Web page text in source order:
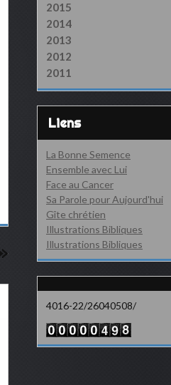
2015
2014
2013
2012
2011
Liens
La Bonne Semence
Ensemble avec Lui
Face au Cancer
Sa Parole pour Aujourd'hui
Gîte chrétien
Illustrations Bibliques
Illustrations Bibliques
4016-22/26040508/